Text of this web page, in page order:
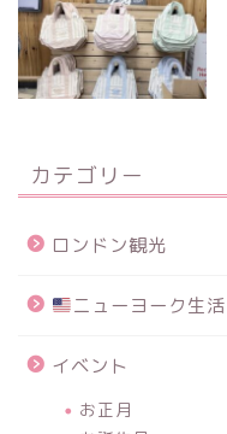
カテゴリー
ロンドン観光
ニューヨーク生活
イベント
お正月